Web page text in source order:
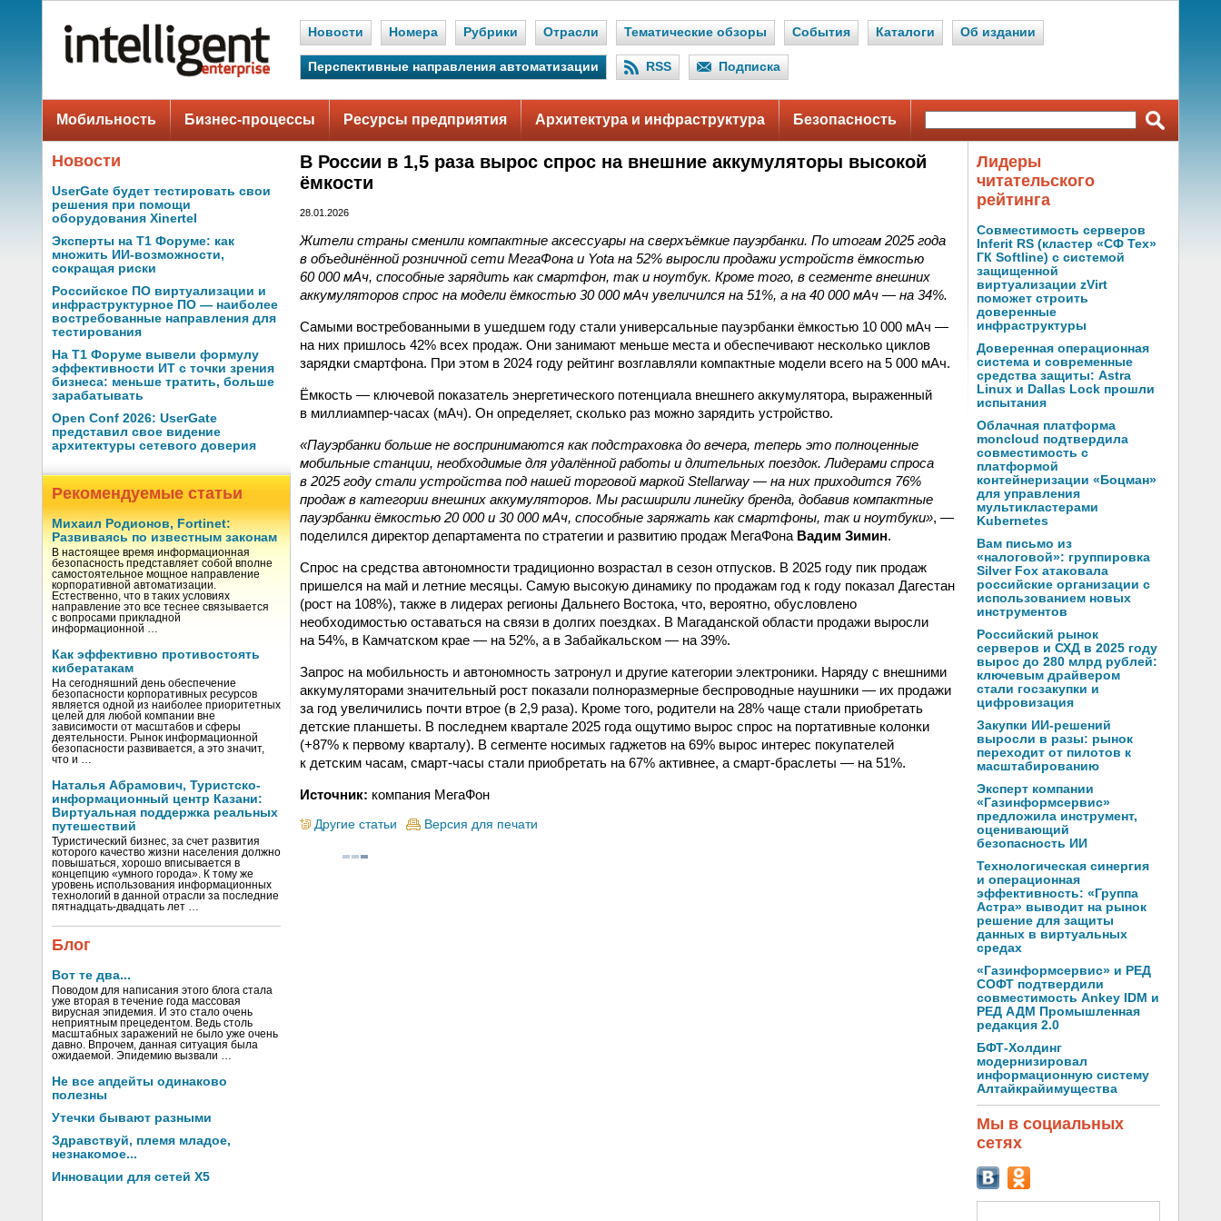
Новости Номера Рубрики Отрасли Тематические обзоры События Каталоги Об издании
Перспективные направления автоматизации RSS Подписка
Мобильность Бизнес-процессы Ресурсы предприятия Архитектура и инфраструктура Безопасность
Новости
UserGate будет тестировать свои
решения при помощи
оборудования Xinertel
Эксперты на Т1 Форуме: как
множить ИИ-возможности,
сокращая риски
Российское ПО виртуализации и
инфраструктурное ПО — наиболее
востребованные направления для
тестирования
На Т1 Форуме вывели формулу
эффективности ИТ с точки зрения
бизнеса: меньше тратить, больше
зарабатывать
Open Conf 2026: UserGate
представил свое видение
архитектуры сетевого доверия
Рекомендуемые статьи
Михаил Родионов, Fortinet:
Развиваясь по известным законам
В настоящее время информационная
безопасность представляет собой вполне
самостоятельное мощное направление
корпоративной автоматизации.
Естественно, что в таких условиях
направление это все теснее связывается
с вопросами прикладной
информационной …
Как эффективно противостоять
кибератакам
На сегодняшний день обеспечение
безопасности корпоративных ресурсов
является одной из наиболее приоритетных
целей для любой компании вне
зависимости от масштабов и сферы
деятельности. Рынок информационной
безопасности развивается, а это значит,
что и …
Наталья Абрамович, Туристско-
информационный центр Казани:
Виртуальная поддержка реальных
путешествий
Туристический бизнес, за счет развития
которого качество жизни населения должно
повышаться, хорошо вписывается в
концепцию «умного города». К тому же
уровень использования информационных
технологий в данной отрасли за последние
пятнадцать-двадцать лет …
Блог
Вот те два...
Поводом для написания этого блога стала
уже вторая в течение года массовая
вирусная эпидемия. И это стало очень
неприятным прецедентом. Ведь столь
масштабных заражений не было уже очень
давно. Впрочем, данная ситуация была
ожидаемой. Эпидемию вызвали …
Не все апдейты одинаково
полезны
Утечки бывают разными
Здравствуй, племя младое,
незнакомое...
Инновации для сетей X5
В России в 1,5 раза вырос спрос на внешние аккумуляторы высокой
ёмкости
28.01.2026
Жители страны сменили компактные аксессуары на сверхъёмкие пауэрбанки. По итогам 2025 года
в объединённой розничной сети МегаФона и Yota на 52% выросли продажи устройств ёмкостью
60 000 мАч, способные зарядить как смартфон, так и ноутбук. Кроме того, в сегменте внешних
аккумуляторов спрос на модели ёмкостью 30 000 мАч увеличился на 51%, а на 40 000 мАч — на 34%.
Самыми востребованными в ушедшем году стали универсальные пауэрбанки ёмкостью 10 000 мАч —
на них пришлось 42% всех продаж. Они занимают меньше места и обеспечивают несколько циклов
зарядки смартфона. При этом в 2024 году рейтинг возглавляли компактные модели всего на 5 000 мАч.
Ёмкость — ключевой показатель энергетического потенциала внешнего аккумулятора, выраженный
в миллиампер-часах (мАч). Он определяет, сколько раз можно зарядить устройство.
«Пауэрбанки больше не воспринимаются как подстраховка до вечера, теперь это полноценные
мобильные станции, необходимые для удалённой работы и длительных поездок. Лидерами спроса
в 2025 году стали устройства под нашей торговой маркой Stellarway — на них приходится 76%
продаж в категории внешних аккумуляторов. Мы расширили линейку бренда, добавив компактные
пауэрбанки ёмкостью 20 000 и 30 000 мАч, способные заряжать как смартфоны, так и ноутбуки», —
поделился директор департамента по стратегии и развитию продаж МегаФона Вадим Зимин.
Спрос на средства автономности традиционно возрастал в сезон отпусков. В 2025 году пик продаж
пришелся на май и летние месяцы. Самую высокую динамику по продажам год к году показал Дагестан
(рост на 108%), также в лидерах регионы Дальнего Востока, что, вероятно, обусловлено
необходимостью оставаться на связи в долгих поездках. В Магаданской области продажи выросли
на 54%, в Камчатском крае — на 52%, а в Забайкальском — на 39%.
Запрос на мобильность и автономность затронул и другие категории электроники. Наряду с внешними
аккумуляторами значительный рост показали полноразмерные беспроводные наушники — их продажи
за год увеличились почти втрое (в 2,9 раза). Кроме того, родители на 28% чаще стали приобретать
детские планшеты. В последнем квартале 2025 года ощутимо вырос спрос на портативные колонки
(+87% к первому кварталу). В сегменте носимых гаджетов на 69% вырос интерес покупателей
к детским часам, смарт-часы стали приобретать на 67% активнее, а смарт-браслеты — на 51%.
Источник: компания МегаФон
Другие статьи Версия для печати
Лидеры
читательского
рейтинга
Совместимость серверов
Inferit RS (кластер «СФ Тех»
ГК Softline) с системой
защищенной
виртуализации zVirt
поможет строить
доверенные
инфраструктуры
Доверенная операционная
система и современные
средства защиты: Astra
Linux и Dallas Lock прошли
испытания
Облачная платформа
moncloud подтвердила
совместимость с
платформой
контейнеризации «Боцман»
для управления
мультикластерами
Kubernetes
Вам письмо из
«налоговой»: группировка
Silver Fox атаковала
российские организации с
использованием новых
инструментов
Российский рынок
серверов и СХД в 2025 году
вырос до 280 млрд рублей:
ключевым драйвером
стали госзакупки и
цифровизация
Закупки ИИ-решений
выросли в разы: рынок
переходит от пилотов к
масштабированию
Эксперт компании
«Газинформсервис»
предложила инструмент,
оценивающий
безопасность ИИ
Технологическая синергия
и операционная
эффективность: «Группа
Астра» выводит на рынок
решение для защиты
данных в виртуальных
средах
«Газинформсервис» и РЕД
СОФТ подтвердили
совместимость Ankey IDM и
РЕД АДМ Промышленная
редакция 2.0
БФТ-Холдинг
модернизировал
информационную систему
Алтайкрайимущества
Мы в социальных
сетях